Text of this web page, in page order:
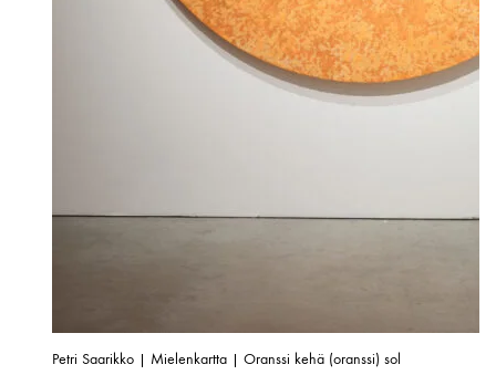
Petri Saarikko | Mielenkartta | Oranssi kehä (oranssi) sol